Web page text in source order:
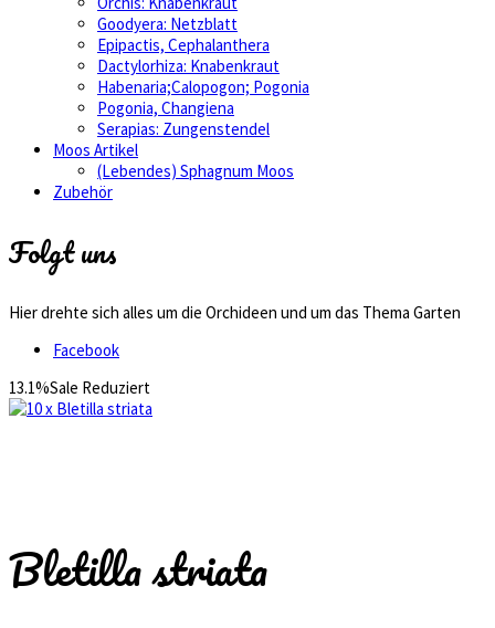
Goodyera: Netzblatt
Epipactis, Cephalanthera
Dactylorhiza: Knabenkraut
Habenaria;Calopogon; Pogonia
Pogonia, Changiena
Serapias: Zungenstendel
Moos Artikel
(Lebendes) Sphagnum Moos
Zubehör
Folgt uns
Hier drehte sich alles um die Orchideen und um das Thema Garten
Facebook
13.1%Sale Reduziert
Bletilla striata